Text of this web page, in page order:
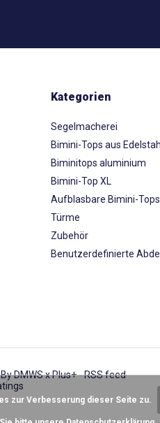
Kategorien
Segelmacherei
Bimini-Tops aus Edelstahl
Biminitops aluminium
Bimini-Top XL
Aufblasbare Bimini-Tops
Türme
Zubehör
Benutzerdefinierte
ByDMWSxPlus+-RSS feed
zur Verbesserung dieser Seite zu.